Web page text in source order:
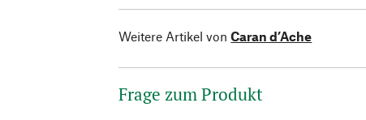
Weitere Artikel von Caran d’Ache
Frage zum Produkt